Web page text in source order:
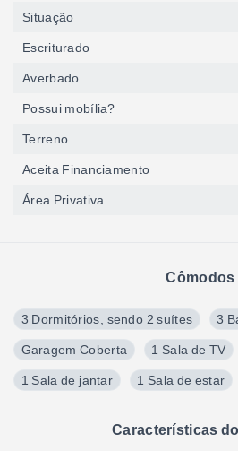
Cômodos
3 Dormitórios, sendo 2 suítes 3
Garagem Coberta 1 Sala de TV
1 Sala de jantar 1 Sala de estar
Características
Situação
Escriturado
Averbado
Possui mobília?
Terreno
Aceita Financiamento
Área Privativa